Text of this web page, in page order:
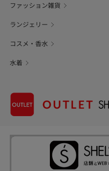
ファッション雑貨
ランジェリー
コスメ・香水
水着